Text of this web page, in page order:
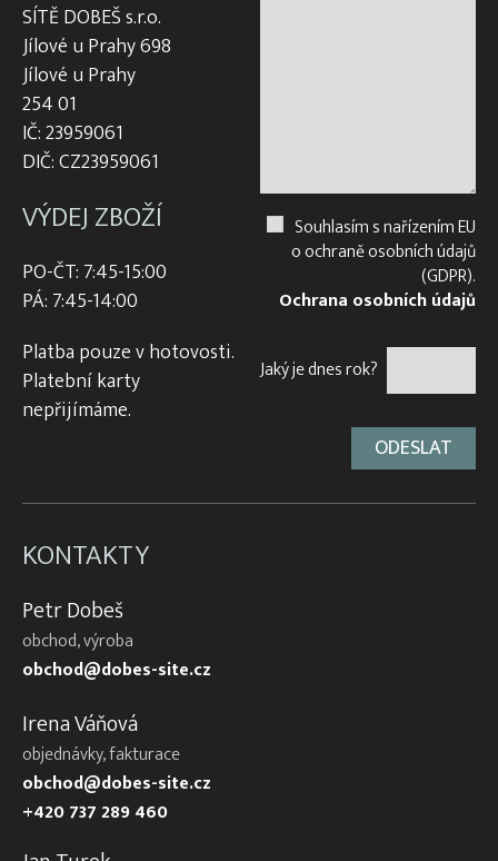
SÍTĚ DOBEŠ s.r.o.
Jílové u Prahy 698
Jílové u Prahy
254 01
IČ: 23959061
DIČ: CZ23959061
VÝDEJ ZBOŽÍ
PO-ČT: 7:45-15:00
PÁ: 7:45-14:00
Platba pouze v hotovosti.
Platební karty
nepřijímáme.
Souhlasím s nařízením EU
o ochraně osobních údajů
(GDPR).
Ochrana osobních údajů
Jaký je dnes rok?
KONTAKTY
Petr Dobeš
obchod, výroba
obchod@dobes-site.cz
Irena Váňová
objednávky, fakturace
obchod@dobes-site.cz
+420 737 289 460